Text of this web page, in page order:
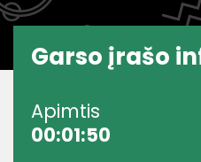
Garso įrašo
Apimtis
00:01:50